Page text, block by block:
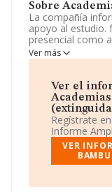
Sobre
La compañía
apoyo al estudio.
presencial como
institutos,
educativas.
organizaciones.
Sociedad
código
tiene actividad
Los empleados
datos a
de empleados
Su correo es
Ver más
Ver el
Regístrate
Informe
VER